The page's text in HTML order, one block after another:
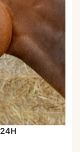
HARRY'S ogłowie ANATOM black 24H